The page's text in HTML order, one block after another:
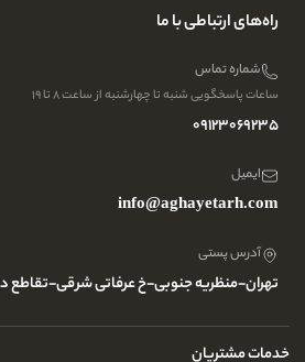
راه‌های ارتباطی با ما
شماره تماس
ساعات پاسخگویی شنبه تا چهارشنبه از ساعت ۸ تا ۱۹
09123069235
ایمیل
info@aghayetarh.com
آدرس پستی
تهران-منظریه جنوبی-خ عرفاتی شرقی-تقاطع
خدمات مشتریان